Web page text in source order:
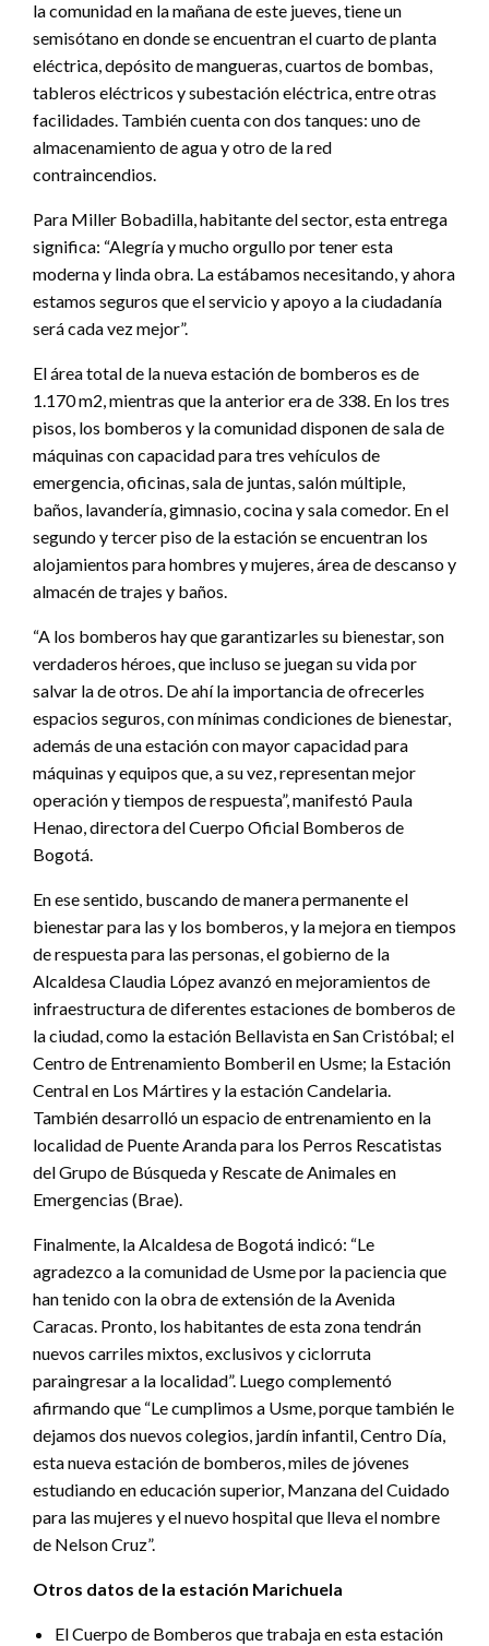
la comunidad en la mañana de este jueves, tiene un
semisótano en donde se encuentran el cuarto de planta
eléctrica, depósito de mangueras, cuartos de bombas,
tableros eléctricos y subestación eléctrica, entre otras
facilidades. También cuenta con dos tanques: uno de
almacenamiento de agua y otro de la red
contraincendios.
Para Miller Bobadilla, habitante del sector, esta entrega
significa: “Alegría y mucho orgullo por tener esta
moderna y linda obra. La estábamos necesitando, y ahora
estamos seguros que el servicio y apoyo a la ciudadanía
será cada vez mejor”.
El área total de la nueva estación de bomberos es de
1.170 m2, mientras que la anterior era de 338. En los tres
pisos, los bomberos y la comunidad disponen de sala de
máquinas con capacidad para tres vehículos de
emergencia, oficinas, sala de juntas, salón múltiple,
baños, lavandería, gimnasio, cocina y sala comedor. En el
segundo y tercer piso de la estación se encuentran los
alojamientos para hombres y mujeres, área de descanso y
almacén de trajes y baños.
“A los bomberos hay que garantizarles su bienestar, son
verdaderos héroes, que incluso se juegan su vida por
salvar la de otros. De ahí la importancia de ofrecerles
espacios seguros, con mínimas condiciones de bienestar,
además de una estación con mayor capacidad para
máquinas y equipos que, a su vez, representan mejor
operación y tiempos de respuesta”, manifestó Paula
Henao, directora del Cuerpo Oficial Bomberos de
Bogotá.
En ese sentido, buscando de manera permanente el
bienestar para las y los bomberos, y la mejora en tiempos
de respuesta para las personas, el gobierno de la
Alcaldesa Claudia López avanzó en mejoramientos de
infraestructura de diferentes estaciones de bomberos de
la ciudad, como la estación Bellavista en San Cristóbal; el
Centro de Entrenamiento Bomberil en Usme; la Estación
Central en Los Mártires y la estación Candelaria.
También desarrolló un espacio de entrenamiento en la
localidad de Puente Aranda para los Perros Rescatistas
del Grupo de Búsqueda y Rescate de Animales en
Emergencias (Brae).
Finalmente, la Alcaldesa de Bogotá indicó: “Le
agradezco a la comunidad de Usme por la paciencia que
han tenido con la obra de extensión de la Avenida
Caracas. Pronto, los habitantes de esta zona tendrán
nuevos carriles mixtos, exclusivos y ciclorruta
paraingresar a la localidad”. Luego complementó
afirmando que “Le cumplimos a Usme, porque también le
dejamos dos nuevos colegios, jardín infantil, Centro Día,
esta nueva estación de bomberos, miles de jóvenes
estudiando en educación superior, Manzana del Cuidado
para las mujeres y el nuevo hospital que lleva el nombre
de Nelson Cruz”.
Otros datos de la estación Marichuela
El Cuerpo de Bomberos que trabaja en esta estación